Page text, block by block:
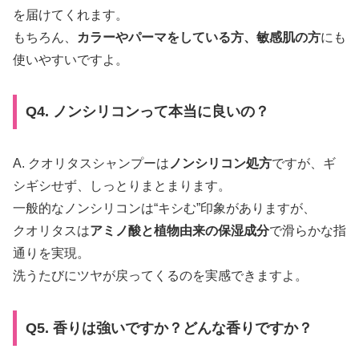
を届けてくれます。
もちろん、
カラーやパーマをしている方、敏感肌の方にも
使いやすいですよ。
Q4. ノンシリコンって本当に良いの？
A. クオリタスシャンプーは ノンシリコン処方ですが、ギ
シギシせず、しっとりまとまります。
一般的なノンシリコンは“キシむ”印象がありますが、
クオリタスはアミノ酸と植物由来の保湿成分で滑らかな指
通りを実現。
洗うたびにツヤが戻ってくるのを実感できますよ。
Q5. 香りは強いですか？どんな香りですか？